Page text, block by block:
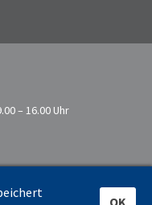
– 16.00 Uhr
OK